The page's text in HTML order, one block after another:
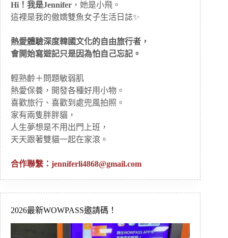
Hi！我是Jennifer ，她是小飛。
這裡是我的傲嬌雙魚女子生活日誌✨
熱愛體驗深度韓國文化的自由旅行者，
會開始寫遊記只是因為怕自己忘記。
輕熟齡＋問題敏弱肌
熱愛保養，開發各種好用小物。
喜歡旅行、喜歡到處兜風拍照。
家有兩隻胖胖貓，
人生夢想是不用出門上班，
天天跟著雙貓一起在家滾。
合作聯繫： jenniferli4868@gmail.com
2026最新WOWPASS邀請碼！